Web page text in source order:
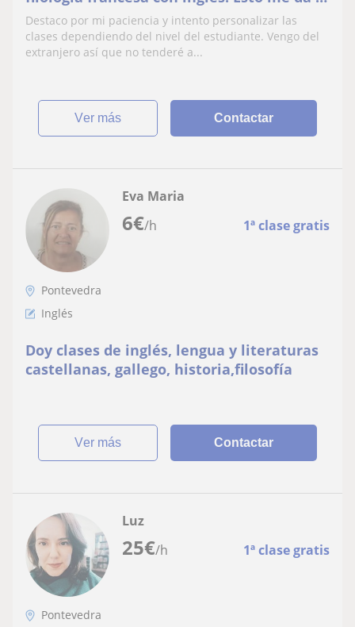
capacidad de enseñar inglés a
adolescentes y niños. Tengo 6 años de
experiencia dando clases particulares. La
Destaco por mi paciencia y intento personalizar las
clases dependiendo del nivel del estudiante. Vengo del
extranjero así que no tenderé a...
ver más Contactar
6€/h 1ª clase gratis
Eva Maria
Pontevedra
Inglés
Doy clases de inglés, lengua y literaturas
castellanas, gallego, historia,filosofía
ver más Contactar
25€/h 1ª clase gratis
Luz
Pontevedra